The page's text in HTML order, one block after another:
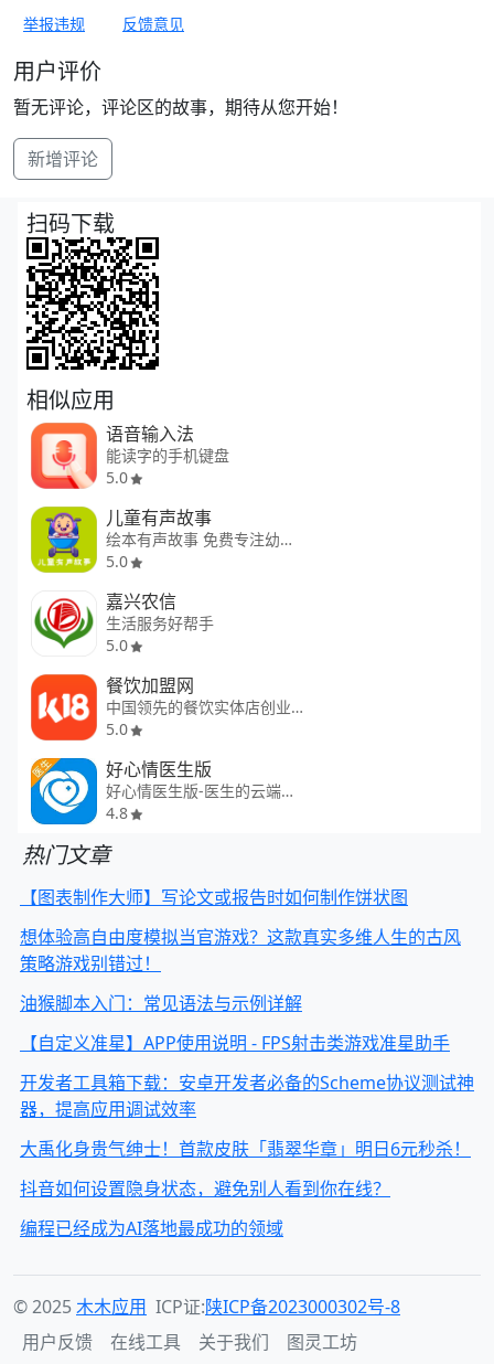
举报违规 反馈意见
用户评价
暂无评论，评论区的故事，期待从您开始！
新增评论
扫码下载
相似应用
语音输入法
能读字的手机键盘
5.0
儿童有声故事
绘本有声故事 免费专注幼儿教育
5.0
嘉兴农信
生活服务好帮手
5.0
餐饮加盟网
中国领先的餐饮实体店创业服务平
5.0
好心情医生版
好心情医生版-医生的云端工作站
4.8
热门文章
【图表制作大师】写论文或报告时如何制作饼状图
想体验高自由度模拟当官游戏？这款真实多维人生的古风
策略游戏别错过！
油猴脚本入门：常见语法与示例详解
【自定义准星】APP使用说明 - FPS射击类游戏准星助手
开发者工具箱下载：安卓开发者必备的Scheme协议测试神
器，提高应用调试效率
大禹化身贵气绅士！首款皮肤「翡翠华章」明日6元秒杀！
抖音如何设置隐身状态，避免别人看到你在线？
编程已经成为AI落地最成功的领域
© 2025木木应用 ICP证:陕ICP备2023000302号-8
用户反馈
在线工具 关于我们 图灵工坊